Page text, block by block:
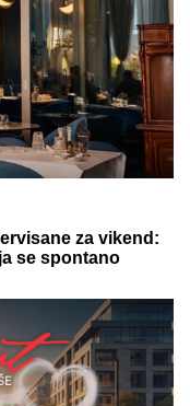
za vikend:
se spontano